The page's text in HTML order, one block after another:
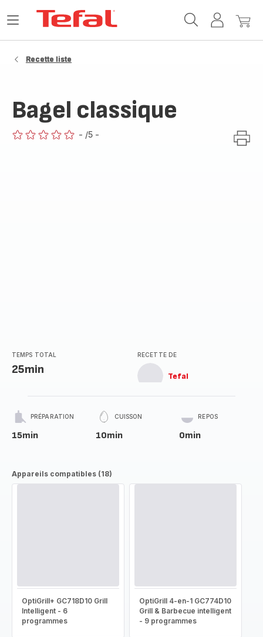
MonMon
Ouvrir
Recette liste
Bagel classique
- /5 -
TEMPS TOTAL
25min
RECETTE DE
Tefal
PRÉPARATION
15min
CUISSON
10min
REPOS
0min
Appareils compatibles (18)
OptiGrill+ GC718D10 Grill
Intelligent - 6
programmes
OptiGrill 4-en-1 GC774D10
Grill & Barbecue intelligent
- 9 programmes